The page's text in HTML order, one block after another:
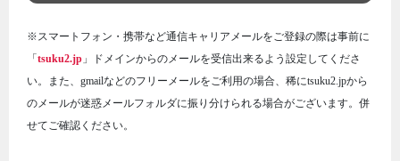
※スマートフォン・携帯など通信キャリアメールをご登録の際は事前に
「 tsuku2.jp 」ドメインからのメールを受信出来るよう設定してくださ
い。また、gmailなどのフリーメールをご利用の場合、稀にtsuku2.jpから
のメールが迷惑メールフォルダに振り分けられる場合がございます。併
せてご確認ください。